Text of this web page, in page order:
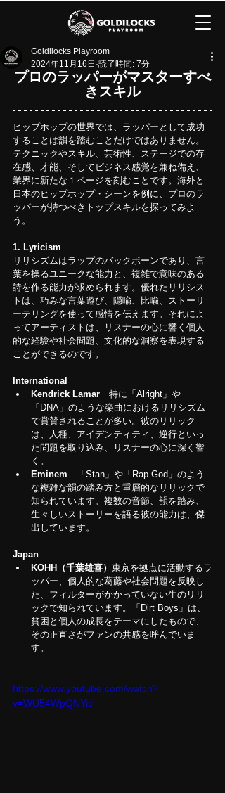
Goldilocks Playroom
2024年11月16日 読了時間: 7分
プロのラッパーがマスターすべ
きスキル
ヒップホップの世界では、ラッパーとして成功
することは韻を踏むことだけではありません。
テクニックやスキル、芸術性、ステージでの存
在感、才能、そしてビジネス感覚を兼ね備え、
業界に新たな１ページを刻むことです。海外と
日本のヒップホップ・シーンを例に、プロのラ
ッパーが持つべきトップスキルを探ってみよ
う。
1. Lyricism
リリシズムはラップのバックボーンであり、言
葉を操るユニークな能力と、複雑で意味のある
詩を作る能力が求められます。優れたリリシス
トは、巧みな言葉遊び、隠喩、比喩、ストーリ
ーテリングを使って感情を伝えます。それによ
ってアーティストは、リスナーの心に響く個人
的な経験や社会問題、文化的な洞察を表現する
ことができるのです。
International
Kendrick Lamar 特に「Alright」や
「DNA」のような楽曲におけるリリシズム
で賞賛されることが多い。彼のリリック
は、人種、アイデンティティ、逆行といっ
た問題を取り込み、リスナーの心に深く響
く。
Eminem
「Stan」や「Rap God」のよう
な複雑な韻の踏み方と重層的なリリックで
知られています。 複数の音節、韻を踏み、
生々しいストーリーを語る彼の能力は、傑
出しています。
Japan
KOHH（千葉雄喜） 東京を拠点に活動するラ
ッパー、個人的な葛藤や社会問題を反映し
た、フィルターがかかっていない生のリリ
ックで知られています。「Dirt Boys」は、
貧困と個人の成長をテーマにしたもので、
その正直さがファンの共感を呼んでいま
す。
https://www.youtube.com/watch?
v=WU54WpQNYic